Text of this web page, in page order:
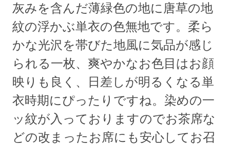
灰みを含んだ薄緑色の地に唐草の地
紋の浮かぶ単衣の色無地です。柔ら
かな光沢を帯びた地風に気品が感じ
られる一枚、爽やかなお色目はお顔
映りも良く、日差しが明るくなる単
衣時期にぴったりですね。染めの一
ッ紋が入っておりますのでお茶席な
どの改まったお席にも安心してお召